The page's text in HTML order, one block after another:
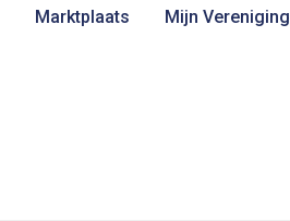
Marktplaats Mijn Vereniging